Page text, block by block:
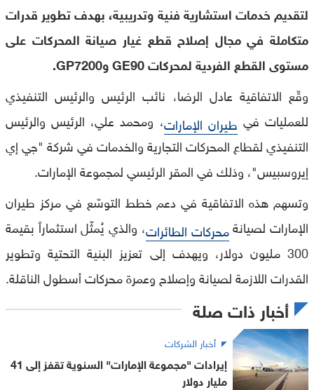
لتقديم خدمات استشارية فنية وتدريبية، بهدف تطوير قدرات
متكاملة في مجال إصلاح قطع غيار صيانة المحركات على
مستوى القطع الفردية لمحركات GE90 وGP7200.
وقّع الاتفاقية عادل الرضا، نائب الرئيس والرئيس التنفيذي
للعمليات في طيران الإمارات، ومحمد علي، الرئيس والرئيس
التنفيذي لقطاع المحركات التجارية والخدمات في شركة "جي إي
إيروسبيس"، وذلك في المقر الرئيسي لمجموعة الإمارات.
وتسهم هذه الاتفاقية في دعم خطط التوسّع في مركز طيران
الإمارات لصيانةمحركات الطائرات، والذي يُمثّل استثماراً بقيمة
300 مليون دولار، ويهدف إلى تعزيز البنية التحتية وتطوير
القدرات اللازمة لصيانة وإصلاح وعمرة محركات أسطول الناقلة.
أخبار ذات صلة
أخبار الشركات
إيرادات "مجموعة الإمارات" السنوية تقفز إلى 41
مليار دولار